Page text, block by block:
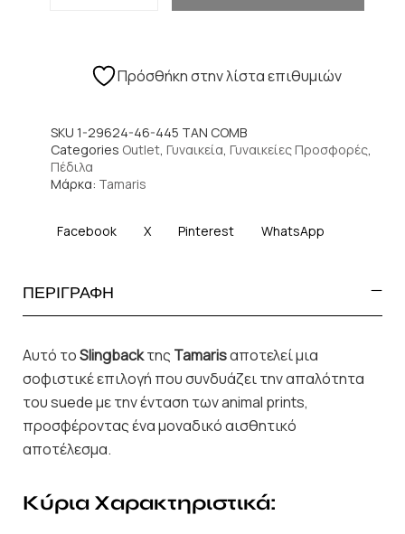
Πρόσθήκη στην λίστα επιθυμιών
SKU 1-29624-46-445 TAN COMB
Categories Outlet, Γυναικεία, Γυναικείες Προσφορές,
Πέδιλα
Μάρκα: Tamaris
Facebook X Pinterest WhatsApp
ΠΕΡΙΓΡΑΦΗ
Αυτό τοSlingbackτης Tamarisαποτελεί μια
σοφιστικέ επιλογή που συνδυάζει την απαλότητα
του suede με την ένταση των animal prints,
προσφέροντας ένα μοναδικό αισθητικό
αποτέλεσμα.
Κύρια Χαρακτηριστικά: